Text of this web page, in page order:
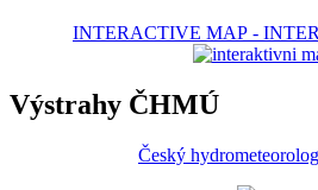
INTERACTIVE MAP -
Výstrahy ČHMÚ
Český